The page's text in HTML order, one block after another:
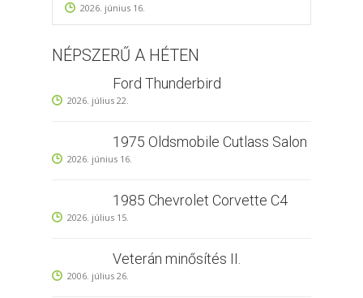
2026. június 16.
NÉPSZERŰ A HÉTEN
Ford Thunderbird
2026. július 22.
1975 Oldsmobile Cutlass Salon
2026. június 16.
1985 Chevrolet Corvette C4
2026. július 15.
Veterán minősítés II.
2006. július 26.